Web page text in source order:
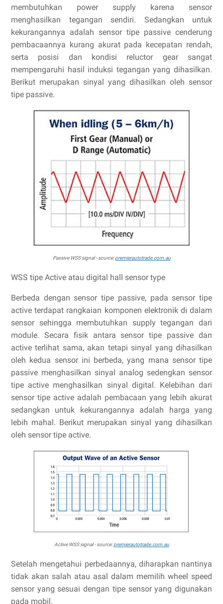
membutuhkan power supply karena sensor
menghasilkan tegangan sendiri. Sedangkan untuk
kekurangannya adalah sensor tipe passive cenderung
pembacaannya kurang akurat pada kecepatan rendah,
serta posisi dan kondisi reluctor gear sangat
mempengaruhi hasil induksi tegangan yang dihasilkan.
Berikut merupakan sinyal yang dihasilkan oleh sensor
tipe passive.
Passive WSS signal - source:premierautotrade.com.au
WSS tipe Active atau digital hall sensor type
Berbeda dengan sensor tipe passive, pada sensor tipe
active terdapat rangkaian komponen elektronik di dalam
sensor sehingga membutuhkan supply tegangan dari
module. Secara fisik antara sensor tipe passive dan
active terlihat sama, akan tetapi sinyal yang dihasilkan
oleh kedua sensor ini berbeda, yang mana sensor tipe
passive menghasilkan sinyal analog sedengkan sensor
tipe active menghasilkan sinyal digital. Kelebihan dari
sensor tipe active adalah pembacaan yang lebih akurat
sedangkan untuk kekurangannya adalah harga yang
lebih mahal. Berikut merupakan sinyal yang dihasilkan
oleh sensor tipe active.
Active WSS signal - source:premierautotrade.com.au
Setelah mengetahui perbedaannya, diharapkan nantinya
tidak akan salah atau asal dalam memilih wheel speed
sensor yang sesuai dengan tipe sensor yang digunakan
pada mobil.